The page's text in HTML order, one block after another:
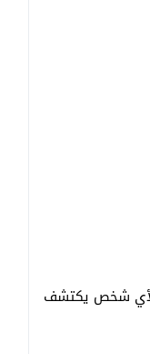
مالية لأي شخص يكتشف